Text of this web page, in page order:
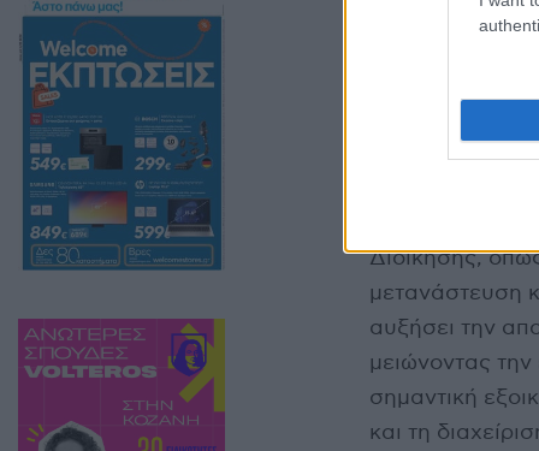
των πολιτών
Διοίκησης,
μετανάστευση
αυξήσει την
μειώνοντας
σημαντική
και τη